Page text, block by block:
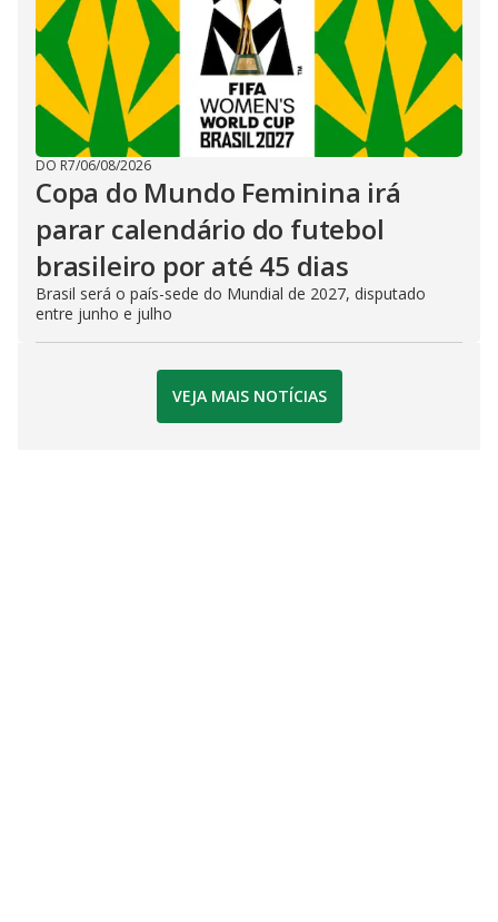
DO R7/06/08/2026
Copa do Mundo Feminina irá
parar calendário do futebol
brasileiro por até 45 dias
Brasil será o país-sede do Mundial de 2027, disputado
entre junho e julho
VEJA MAIS NOTÍCIAS